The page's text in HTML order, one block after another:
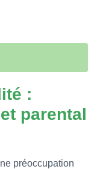
:
parental
préoccupation